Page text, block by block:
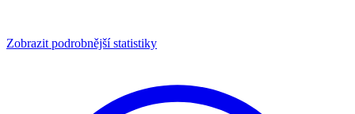
Zobrazit podrobnější statistiky